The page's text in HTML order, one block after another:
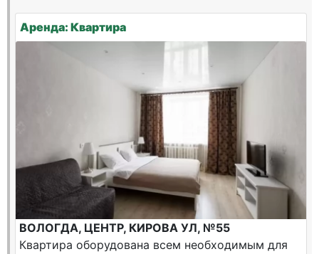
Аренда: Квартира
ВОЛОГДА, ЦЕНТР, КИРОВА УЛ, №55
Квартира оборудована всем необходимым для